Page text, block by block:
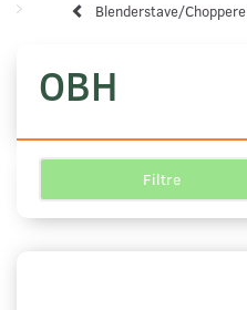
Blenderstave/Choppere
OBH
Filtre